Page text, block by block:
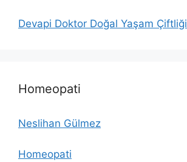
Devapi Doktor Doğal Yaşam Çiftliği
Homeopati
Neslihan Gülmez
Homeopati